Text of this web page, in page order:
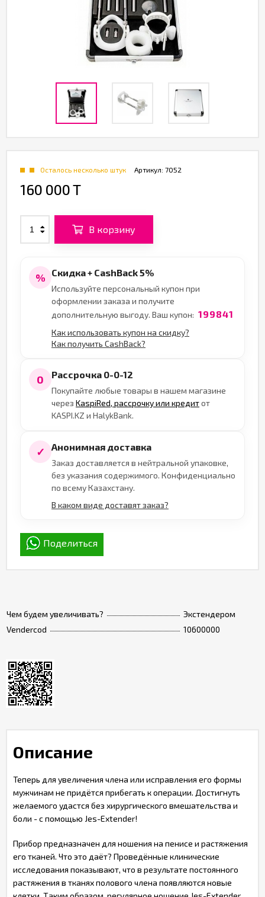
Чем будем увеличивать?
Экстендером
Vendercod
10600000
Артикул: 7052
Осталось несколько штук
160 000 T
В корзину
% Скидка + CashBack 5%
Используйте персональный купон при
оформлении заказа и получите
дополнительную выгоду. Ваш купон: 199841
Как использовать купон на скидку?
Как получить CashBack?
0 Рассрочка 0-0-12
Покупайте любые товары в нашем магазине
через KaspiRed, рассрочку или кредитот
KASPI.KZ и HalykBank.
✓ Анонимная доставка
Заказ доставляется в нейтральной упаковке,
без указания содержимого. Конфиденциально
по всему Казахстану.
В каком виде доставят заказ?
Поделиться
Описание
Теперь для увеличения члена или исправления его формы
мужчинам не придётся прибегать к операции. Достигнуть
желаемого удастся без хирургического вмешательства и
боли - с помощью Jes-Extender!
Прибор предназначен для ношения на пенисе и растяжения
его тканей. Что это даёт? Проведённые клинические
исследования показывают, что в результате постоянного
растяжения в тканях полового члена появляются новые